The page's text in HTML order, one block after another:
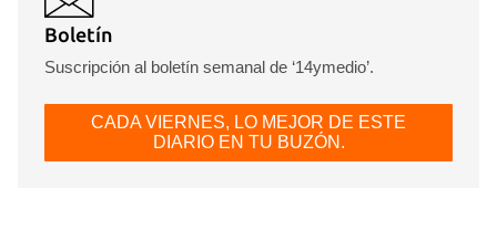
Boletín
Suscripción al boletín semanal de ‘14ymedio’.
CADA VIERNES, LO MEJOR DE ESTE
DIARIO EN TU BUZÓN.